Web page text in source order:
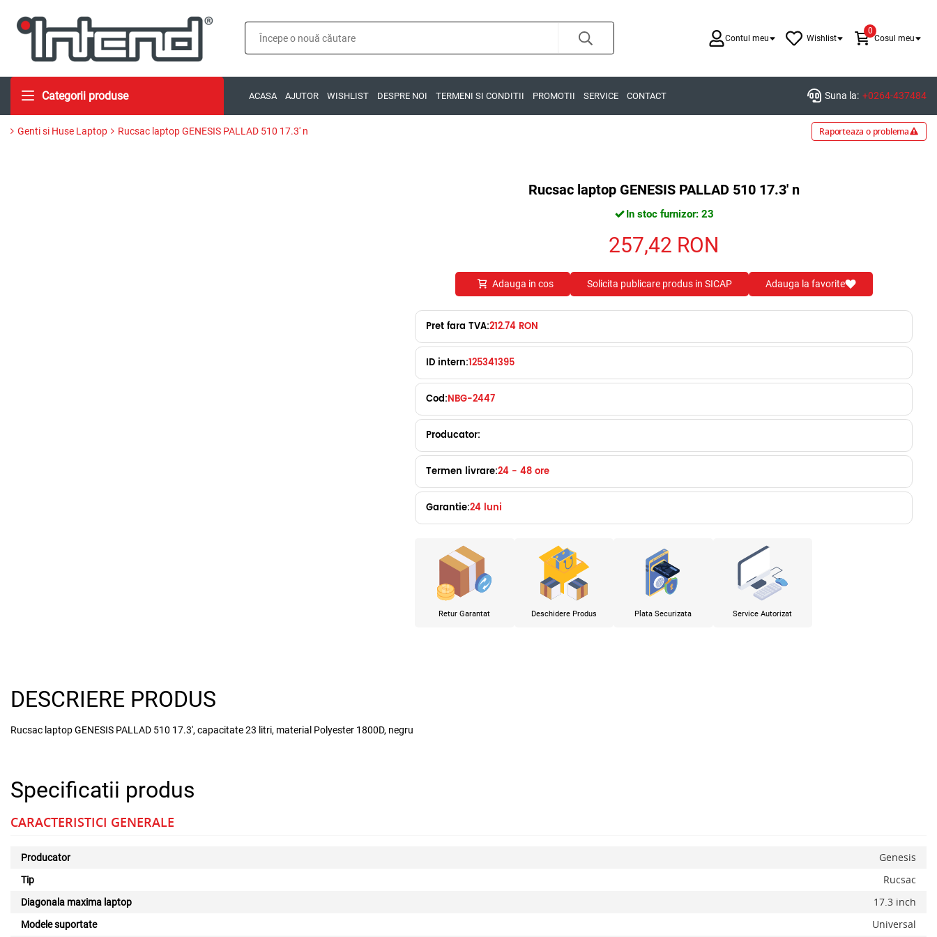
Contul meu Wishlist
0
Cosul meu
Categorii produse ACASA AJUTOR WISHLIST DESPRE NOI TERMENI SI CONDITII PROMOTII SERVICE CONTACT Suna la: +0264-437484
Genti si Huse Laptop Rucsac laptop GENESIS PALLAD 510 17.3' n Raporteaza o problema
Rucsac laptop GENESIS PALLAD 510 17.3' n
In stoc furnizor: 23
257,42 RON
Adauga in cos Solicita publicare produs in SICAP Adauga la favorite
Pret fara TVA:212.74 RON
ID intern:125341395
Cod:NBG-2447
Producator:
Termen livrare:24 - 48 ore
Garantie:24 luni
Retur Garantat Deschidere Produs Plata Securizata Service Autorizat
DESCRIERE PRODUS
Rucsac laptop GENESIS PALLAD 510 17.3', capacitate 23 litri, material Polyester 1800D, negru
Specificatii produs
CARACTERISTICI GENERALE
Producator Genesis
Tip Rucsac
Diagonala maxima laptop 17.3 inch
Modele suportate Universal